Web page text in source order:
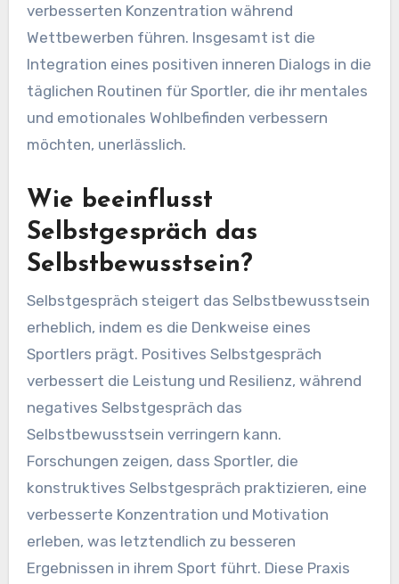
verbesserten Konzentration während
Wettbewerben führen. Insgesamt ist die
Integration eines positiven inneren Dialogs in die
täglichen Routinen für Sportler, die ihr mentales
und emotionales Wohlbefinden verbessern
möchten, unerlässlich.
Wie beeinflusst
Selbstgespräch das
Selbstbewusstsein?
Selbstgespräch steigert das Selbstbewusstsein
erheblich, indem es die Denkweise eines
Sportlers prägt. Positives Selbstgespräch
verbessert die Leistung und Resilienz, während
negatives Selbstgespräch das
Selbstbewusstsein verringern kann.
Forschungen zeigen, dass Sportler, die
konstruktives Selbstgespräch praktizieren, eine
verbesserte Konzentration und Motivation
erleben, was letztendlich zu besseren
Ergebnissen in ihrem Sport führt. Diese Praxis